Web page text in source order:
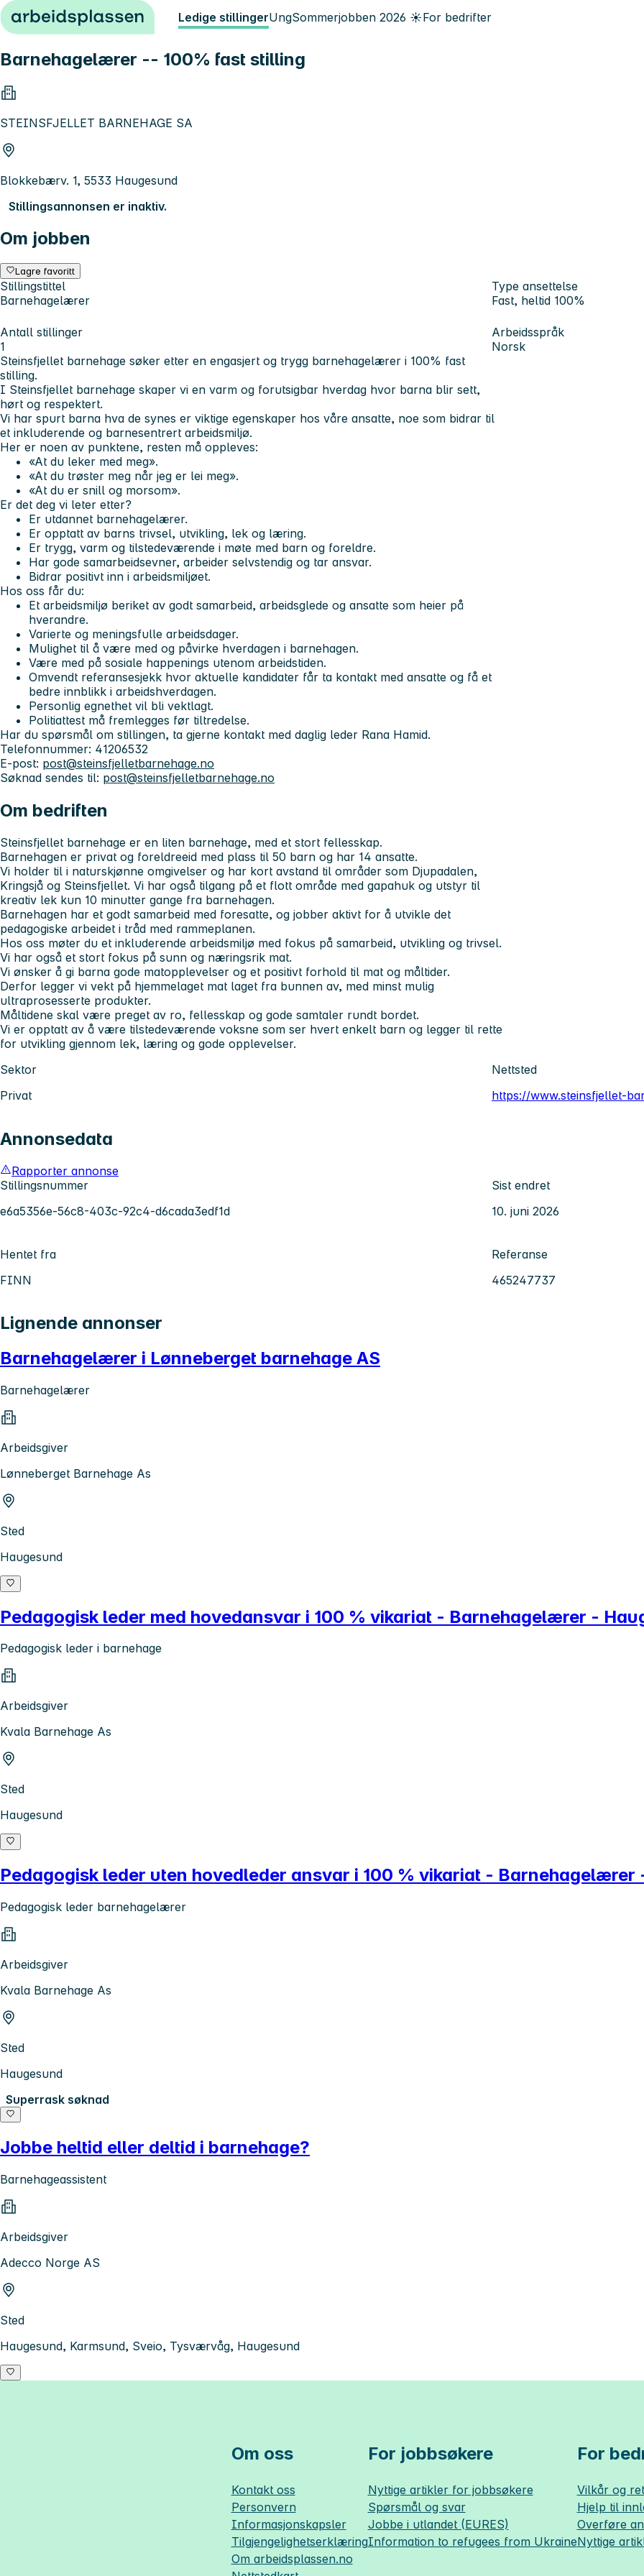
Hopp til innhold Ledige stillingerUngSommerjobben 2026 ☀️For bedrifter
Barnehagelærer -- 100% fast stilling
STEINSFJELLET BARNEHAGE SA
Blokkebærv. 1, 5533 Haugesund
Stillingsannonsen er inaktiv.
Om jobben
Lagre favoritt
Stillingstittel
Barnehagelærer
Type ansettelse
Fast, heltid 100%
Antall stillinger
1
Arbeidsspråk
Norsk
Steinsfjellet barnehage søker etter en engasjert og trygg barnehagelærer i 100% fast
stilling.
I Steinsfjellet barnehage skaper vi en varm og forutsigbar hverdag hvor barna blir sett,
hørt og respektert.
Vi har spurt barna hva de synes er viktige egenskaper hos våre ansatte, noe som bidrar til
et inkluderende og barnesentrert arbeidsmiljø.
Her er noen av punktene, resten må oppleves:
«At du leker med meg».
«At du trøster meg når jeg er lei meg».
«At du er snill og morsom».
Er det deg vi leter etter?
Er utdannet barnehagelærer.
Er opptatt av barns trivsel, utvikling, lek og læring.
Er trygg, varm og tilstedeværende i møte med barn og foreldre.
Har gode samarbeidsevner, arbeider selvstendig og tar ansvar.
Bidrar positivt inn i arbeidsmiljøet.
Hos oss får du:
Et arbeidsmiljø beriket av godt samarbeid, arbeidsglede og ansatte som heier på
hverandre.
Varierte og meningsfulle arbeidsdager.
Mulighet til å være med og påvirke hverdagen i barnehagen.
Være med på sosiale happenings utenom arbeidstiden.
Omvendt referansesjekk hvor aktuelle kandidater får ta kontakt med ansatte og få et
bedre innblikk i arbeidshverdagen.
Personlig egnethet vil bli vektlagt.
Politiattest må fremlegges før tiltredelse.
Har du spørsmål om stillingen, ta gjerne kontakt med daglig leder Rana Hamid.
Telefonnummer: 41206532
E-post: post@steinsfjelletbarnehage.no
Søknad sendes til: post@steinsfjelletbarnehage.no
Om bedriften
Steinsfjellet barnehage er en liten barnehage, med et stort fellesskap.
Barnehagen er privat og foreldreeid med plass til 50 barn og har 14 ansatte.
Vi holder til i naturskjønne omgivelser og har kort avstand til områder som Djupadalen,
Kringsjå og Steinsfjellet. Vi har også tilgang på et flott område med gapahuk og utstyr til
kreativ lek kun 10 minutter gange fra barnehagen.
Barnehagen har et godt samarbeid med foresatte, og jobber aktivt for å utvikle det
pedagogiske arbeidet i tråd med rammeplanen.
Hos oss møter du et inkluderende arbeidsmiljø med fokus på samarbeid, utvikling og trivsel.
Vi har også et stort fokus på sunn og næringsrik mat.
Vi ønsker å gi barna gode matopplevelser og et positivt forhold til mat og måltider.
Derfor legger vi vekt på hjemmelaget mat laget fra bunnen av, med minst mulig
ultraprosesserte produkter.
Måltidene skal være preget av ro, fellesskap og gode samtaler rundt bordet.
Vi er opptatt av å være tilstedeværende voksne som ser hvert enkelt barn og legger til rette
for utvikling gjennom lek, læring og gode opplevelser.
Sektor
Privat
Nettsted
https://www.steinsfjellet-
Annonsedata
Rapporter annonse
Stillingsnummer
e6a5356e-56c8-403c-92c4-d6cada3edf1d
Sist endret
10. juni 2026
Hentet fra
FINN
Referanse
465247737
Lignende annonser
Barnehagelærer i Lønneberget barnehage AS
Barnehagelærer
Arbeidsgiver
Lønneberget Barnehage As
Sted
Haugesund
Pedagogisk leder med hovedansvar i 100 % vikariat - Barnehagelærer -
Pedagogisk leder i barnehage
Arbeidsgiver
Kvala Barnehage As
Sted
Haugesund
Pedagogisk leder uten hovedleder ansvar i 100 % vikariat - Barnehagelærer
Pedagogisk leder barnehagelærer
Arbeidsgiver
Kvala Barnehage As
Sted
Haugesund
Superrask søknad
Jobbe heltid eller deltid i barnehage?
Barnehageassistent
Arbeidsgiver
Adecco Norge AS
Sted
Haugesund, Karmsund, Sveio, Tysværvåg, Haugesund
Om oss
Kontakt oss
Personvern
Informasjonskapsler
Tilgjengelighetserklæring
Om arbeidsplassen.no
For jobbsøkere
Nyttige artikler for jobbsøkere
Spørsmål og svar
Jobbe i utlandet (EURES)
Information to refugees from Ukraine
For
Vilkår og
Hjelp til
Overføre
Nyttige